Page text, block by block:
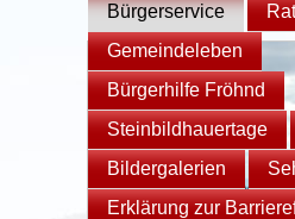
Bürgerservice
Gemeindeleben
Bürgerhilfe Fröhnd
Steinbildhauertage
Bildergalerien
Erklärung zur